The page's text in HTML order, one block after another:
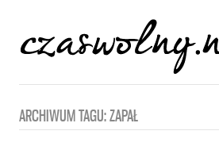
ARCHIWUM TAGU:ZAPAŁ